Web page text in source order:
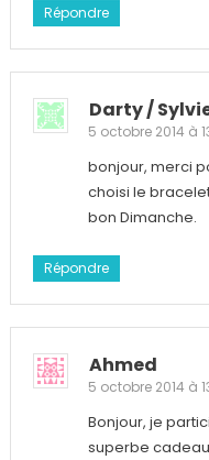
Répondre
Darty /
5 octobre 2014 à
bonjour, merci
choisi le
bon Dimanche.
Répondre
Ahmed
5 octobre 2014 à
Bonjour, je
superbe